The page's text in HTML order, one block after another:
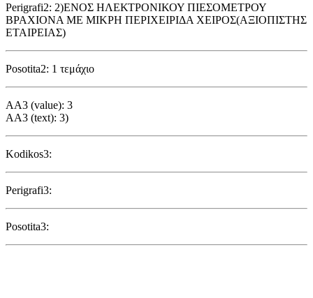
Perigrafi2: 2)ΕΝΟΣ ΗΛΕΚΤΡΟΝΙΚΟΥ ΠΙΕΣΟΜΕΤΡΟΥ
ΒΡΑΧΙΟΝΑ ΜΕ ΜΙΚΡΗ ΠΕΡΙΧΕΙΡΙΔΑ ΧΕΙΡΟΣ(ΑΞΙΟΠΙΣΤΗΣ
ΕΤΑΙΡΕΙΑΣ)
Posotita2: 1 τεμάχιο
AA3 (value): 3
AA3 (text): 3)
Kodikos3:
Perigrafi3:
Posotita3: